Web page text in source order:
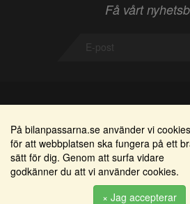
Få vårt
Bilanpassarna
Smedjegatan 22
352 46 Växjö
info@bilanpassarna.se
På bilanpassarna.se använder vi cookies
för att webbplatsen ska fungera på ett
sätt för dig. Genom att surfa vidare
godkänner du att vi använder cookies.
× Jag accepterar